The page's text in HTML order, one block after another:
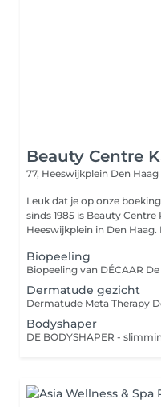
Beauty Centre
77, Heeswijkplein Den Haag
Leuk dat je op onze
sinds 1985 is Beauty
Heeswijkplein in Den Haag.
Biopeeling
Dermatude gezicht
Bodyshaper